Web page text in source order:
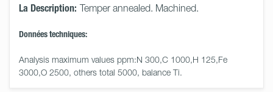
La Description: Temper annealed. Machined.
Données techniques:
Analysis maximum values ppm:N 300,C 1000,H 125,Fe
3000,O 2500, others total 5000, balance Ti.